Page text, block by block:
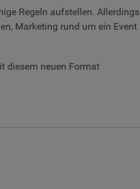
Regeln aufstellen. Allerdings
Marketing rund um ein Event
diesem neuen Format